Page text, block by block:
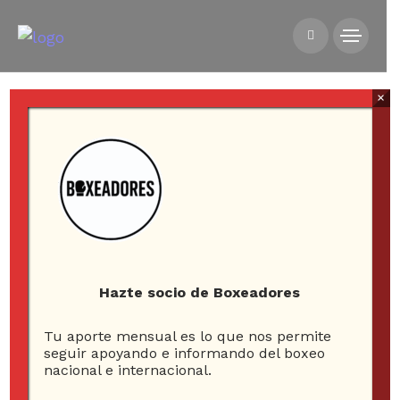
1
ARTICLE
Hazte socio de Boxeadores
Tu aporte mensual es lo que nos permite
seguir apoyando e informando del boxeo
nacional e internacional.
×